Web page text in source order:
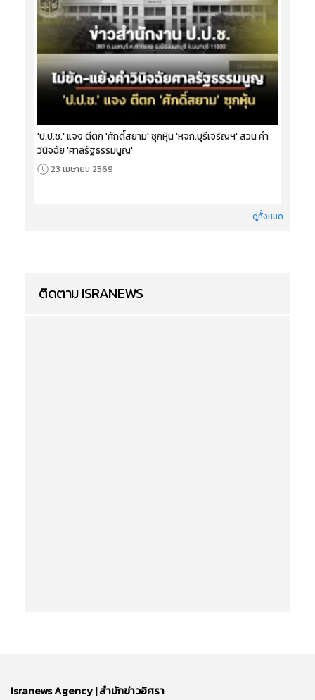
'ป.ป.ช.' แจง ตีตก 'ศักดิ์สยาม' ซุกหุ้น 'หจก.บุรีเจริญฯ' สวน คำ
วินิจฉัย 'ศาลรัฐธรรมนูญ'
23 เมษายน 2569
ดูทั้งหมด
ติดตาม ISRANEWS
Isranews Agency | สำนักข่าวอิศรา